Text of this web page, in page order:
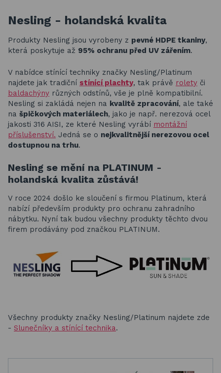
Nesling - holandská kvalita
Produkty Nesling jsou vyrobeny z pevné HDPE tkaniny,
která poskytuje až 95% ochranu před UV zářením.
V nabídce stínící techniky značky Nesling/Platinum
najdete jak tradiční stínící plachty, tak právě rolety či
baldachýny různých odstínů, vše je plně kompatibilní.
Nesling si zakládá nejen na kvalitě zpracování, ale také
na špičkových materiálech, jako je např. nerezová ocel
jakosti 316 AISI, ze které Nesling vyrábí montážní
příslušenství. Jedná se o nejkvalitnější nerezovou ocel
dostupnou na trhu.
Nesling se mění na PLATINUM -
holandská kvalita zůstává!
V roce 2024 došlo ke sloučení s firmou Platinum, která
nabízí především produkty pro ochranu zahradního
nábytku. Nyní tak budou všechny produkty těchto dvou
firem prodávány pod značkou PLATINUM.
Všechny produkty značky Nesling/Platinum najdete zde
- Slunečníky a stínící technika.